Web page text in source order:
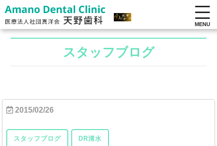
MENU
スタッフブログ
2015/02/26
スタッフブログ DR清水